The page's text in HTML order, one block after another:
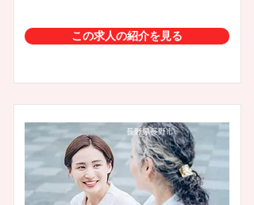
この求人の紹介を見る
長野県長野市